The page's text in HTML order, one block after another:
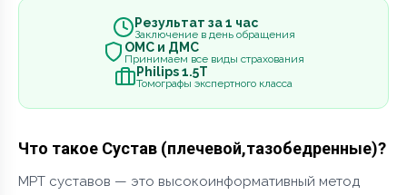
Результат за 1 час
Заключение в день обращения
ОМС и ДМС
Принимаем все виды страхования
Philips 1.5Т
Томографы экспертного класса
Что такое Сустав (плечевой,тазобедренные)?
МРТ суставов — это высокоинформативный метод